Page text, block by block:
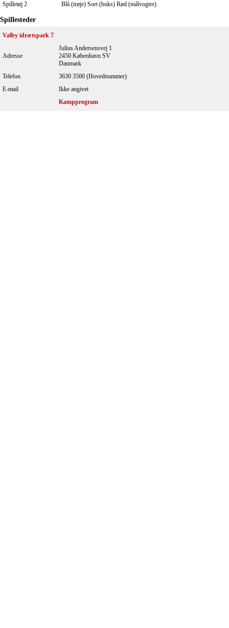
Spilletøj 2
Blå (trøje) Sort (buks) Rød (målvogter)
Spillesteder
Valby idrætspark 7
Adresse
Julius Andersensvej 1
2450 København SV
Danmark
Telefon
3630 3500 (Hovednummer)
E-mail
Ikke angivet
Kampprogram